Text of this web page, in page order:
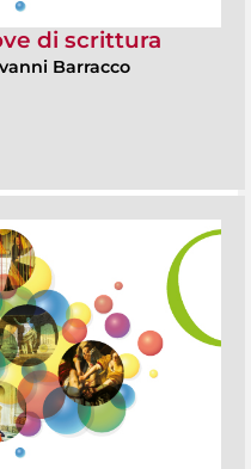
di scrittura
Barracco